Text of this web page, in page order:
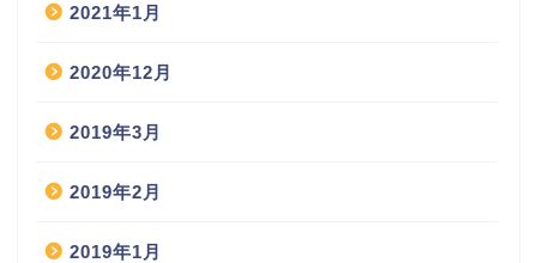
2021年1月
2020年12月
2019年3月
2019年2月
2019年1月